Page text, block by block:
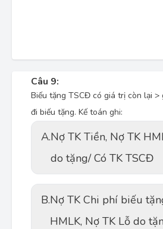
Câu 9:
Biếu tặng TSCĐ có giá trị còn lại >
đi biếu tặng. Kế toán ghi:
A.Nợ TK Tiền, Nợ TK
do tặng/ Có TK TSCĐ
B.Nợ TK Chi phí biếu
HMLK, Nợ TK Lỗ do